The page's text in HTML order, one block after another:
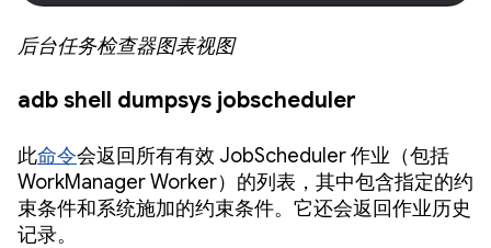
后台任务检查器图表视图
adb shell dumpsys jobscheduler
此命令会返回所有有效 JobScheduler 作业（包括
WorkManager Worker）的列表，其中包含指定的约
束条件和系统施加的约束条件。它还会返回作业历史
记录。